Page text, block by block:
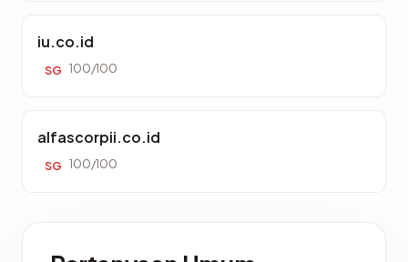
iu.co.id
SG 100/100
alfascorpii.co.id
SG 100/100